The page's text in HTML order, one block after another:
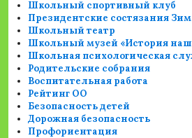
Школьный спортивный клуб
Президентские состязания
Школьный театр
Школьный музей «История
Школьная психологическая
Родительские собрания
Воспитательная работа
Рейтинг ОО
Безопасность детей
Дорожная безопасность
Профориентация